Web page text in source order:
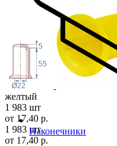
Наконечники
55
5
Ø22
желтый
1 983 шт
от 17,40 р.
1 983 шт
от 17,40 р.